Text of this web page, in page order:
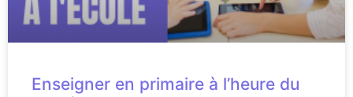
Enseigner en primaire à l’heure du